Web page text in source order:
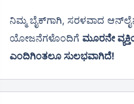
ನಿಮ್ಮ ಬೈಕ್‌ಗಾಗಿ, ಸರಳವಾದ
ಯೋಜನೆಗಳೊಂದಿಗೆ ಮೂರನೇ
ಎಂದಿಗಿಂತಲೂ ಸುಲಭವಾಗಿದೆ!